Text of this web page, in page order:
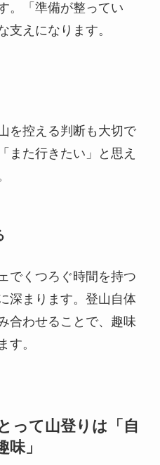
。「準備が整ってい
支えになります。
を控える判断も大切で
また行きたい」と思え
でくつろぐ時間を持つ
深まります。登山自体
合わせることで、趣味
す。
って山登りは「自
」